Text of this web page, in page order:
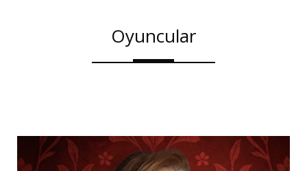
Oyuncular